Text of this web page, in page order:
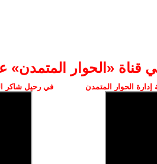
قناة ‫«الحوار المتمدن»
الحوار المتمدن في رحيل شاكر